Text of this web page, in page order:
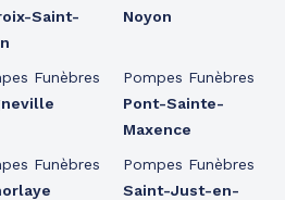
Saint-
Funèbres
Funèbres
Noyon
Pompes Funèbres
Pont-Sainte-
Maxence
Pompes Funèbres
Saint-Just-en-